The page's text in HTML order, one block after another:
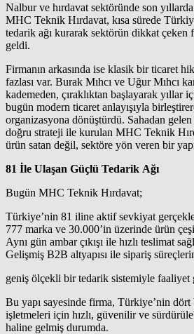
Nalbur ve hırdavat sektöründe son
MHC Teknik Hırdavat, kısa sürede
tedarik ağı kurarak sektörün dikkat çeken
geldi.
Firmanın arkasında ise klasik bir ticaret
fazlası var. Burak Mıhcı ve Uğur Mıhcı
kademeden, çıraklıktan başlayarak yıllar
bugün modern ticaret anlayışıyla
organizasyona dönüştürdü. Sahadan
doğru strateji ile kurulan MHC Teknik
ürün satan değil, sektöre yön veren bir
81 İle Ulaşan Güçlü Tedarik Ağı
Bugün MHC Teknik Hırdavat;
Türkiye’nin 81 iline aktif sevkiyat
777 marka ve 30.000’in üzerinde ürün
Aynı gün ambar çıkışı ile hızlı teslimat
Gelişmiş B2B altyapısı ile sipariş
geniş ölçekli bir tedarik sistemiyle faaliyet
Bu yapı sayesinde firma, Türkiye’nin
işletmeleri için hızlı, güvenilir ve
haline gelmiş durumda.